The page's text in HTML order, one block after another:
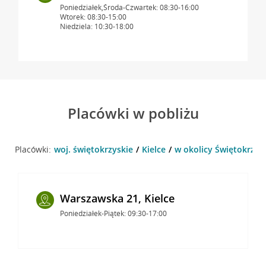
Poniedziałek,Środa-Czwartek: 08:30-16:00
Wtorek: 08:30-15:00
Niedziela: 10:30-18:00
Placówki w pobliżu
Placówki: woj. świętokrzyskie Kielce w okolicy
Warszawska 21, Kielce
Poniedziałek-Piątek: 09:30-17:00